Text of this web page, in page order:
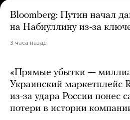
Bloomberg: Путин начал
на Набиуллину из-за
3 часа назад
«Прямые убытки —
Украинский маркетплейс
из-за удара России понес
потери в истории